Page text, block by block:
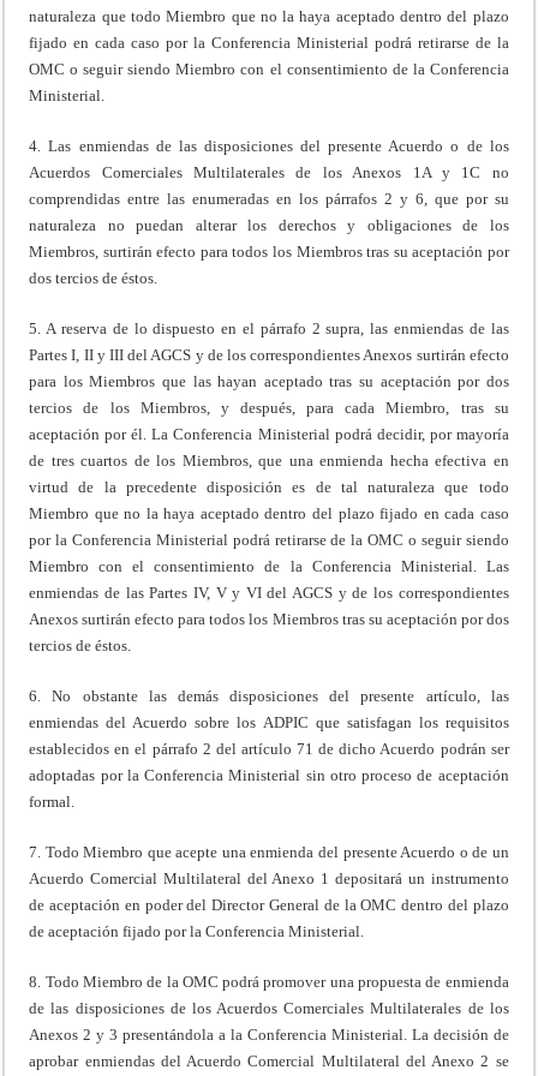
naturaleza que todo Miembro que no la haya aceptado dentro del plazo
fijado en cada caso por la Conferencia Ministerial podrá retirarse de la
OMC o seguir siendo Miembro con el consentimiento de la Conferencia
Ministerial.
4. Las enmiendas de las disposiciones del presente Acuerdo o de los
Acuerdos Comerciales Multilaterales de los Anexos 1A y 1C no
comprendidas entre las enumeradas en los párrafos 2 y 6, que por su
naturaleza no puedan alterar los derechos y obligaciones de los
Miembros, surtirán efecto para todos los Miembros tras su aceptación por
dos tercios de éstos.
5. A reserva de lo dispuesto en el párrafo 2 supra, las enmiendas de las
Partes I, II y III del AGCS y de los correspondientes Anexos surtirán efecto
para los Miembros que las hayan aceptado tras su aceptación por dos
tercios de los Miembros, y después, para cada Miembro, tras su
aceptación por él. La Conferencia Ministerial podrá decidir, por mayoría
de tres cuartos de los Miembros, que una enmienda hecha efectiva en
virtud de la precedente disposición es de tal naturaleza que todo
Miembro que no la haya aceptado dentro del plazo fijado en cada caso
por la Conferencia Ministerial podrá retirarse de la OMC o seguir siendo
Miembro con el consentimiento de la Conferencia Ministerial. Las
enmiendas de las Partes IV, V y VI del AGCS y de los correspondientes
Anexos surtirán efecto para todos los Miembros tras su aceptación por dos
tercios de éstos.
6. No obstante las demás disposiciones del presente artículo, las
enmiendas del Acuerdo sobre los ADPIC que satisfagan los requisitos
establecidos en el párrafo 2 del artículo 71 de dicho Acuerdo podrán ser
adoptadas por la Conferencia Ministerial sin otro proceso de aceptación
formal.
7. Todo Miembro que acepte una enmienda del presente Acuerdo o de un
Acuerdo Comercial Multilateral del Anexo 1 depositará un instrumento
de aceptación en poder del Director General de la OMC dentro del plazo
de aceptación fijado por la Conferencia Ministerial.
8. Todo Miembro de la OMC podrá promover una propuesta de enmienda
de las disposiciones de los Acuerdos Comerciales Multilaterales de los
Anexos 2 y 3 presentándola a la Conferencia Ministerial. La decisión de
aprobar enmiendas del Acuerdo Comercial Multilateral del Anexo 2 se